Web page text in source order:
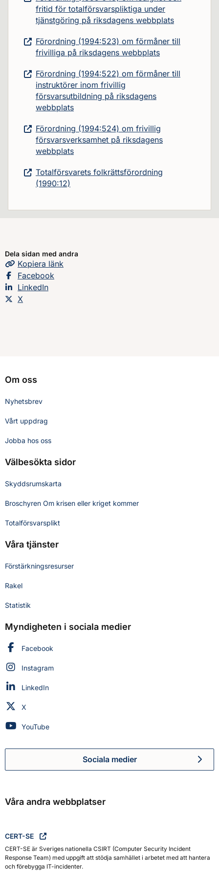
fritid för totalförsvarspliktiga under
tjänstgöring på riksdagens webbplats
Förordning (1994:523) om förmåner till
frivilliga på riksdagens webbplats
Förordning (1994:522) om förmåner till
instruktörer inom frivillig
försvarsutbildning på riksdagens
webbplats
Förordning (1994:524) om frivillig
försvarsverksamhet på riksdagens
webbplats
Totalförsvarets folkrättsförordning
(1990:12)
Dela sidan med andra
Kopiera sidans
länk
Dela sidan på
Facebook
Dela sidan på
LinkedIn
Dela sidan på
X
Om oss
Nyhetsbrev
Vårt uppdrag
Jobba hos oss
Välbesökta sidor
Skyddsrumskarta
Broschyren Om krisen eller kriget kommer
Totalförsvarsplikt
Våra tjänster
Förstärkningsresurser
Rakel
Statistik
Myndigheten i sociala medier
Myndigheten för civilt försvar på
Facebook
Myndigheten för civilt försvar på
Instagram
Myndigheten för civilt försvar på
LinkedIn
Myndigheten för civilt försvar på
X
Myndigheten för civilt försvar på
YouTube
Myndigheten för civilt
Sociala medier
Våra andra webbplatser
CERT-SE
CERT-SE är Sveriges nationella CSIRT (Computer Security Incident
Response Team) med uppgift att stödja samhället i arbetet med att hantera
och förebygga IT-incidenter.